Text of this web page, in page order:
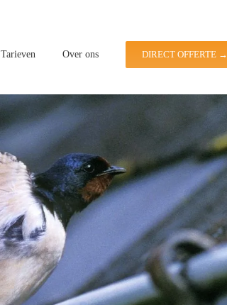
Tarieven Over ons DIRECT OFFERTE →